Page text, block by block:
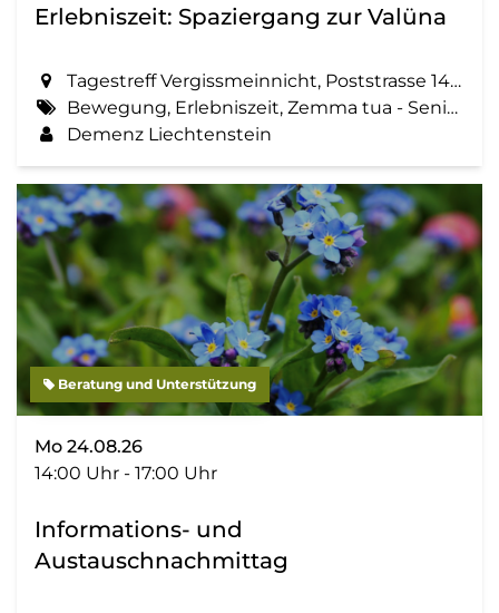
Erlebniszeit: Spaziergang zur Valüna
Tagestreff Vergissmeinnicht, Poststrasse 14 in Schaan
Bewegung, Erlebniszeit, Zemma tua - Senioren gemeinsam aktiv, Spaziergang, Geselligkeit
Demenz Liechtenstein
Beratung und Unterstützung
Mo 24.08.26
14:00 Uhr - 17:00 Uhr
Informations- und
Austauschnachmittag